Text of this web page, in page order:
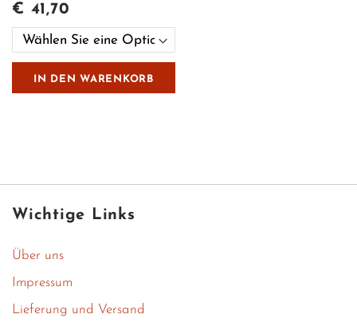
€ 41,70
IN DEN WARENKORB
Wichtige Links
Über uns
Impressum
Lieferung und Versand